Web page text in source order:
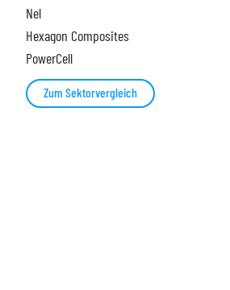
Nel
Hexagon Composites
PowerCell
Zum Sektorvergleich